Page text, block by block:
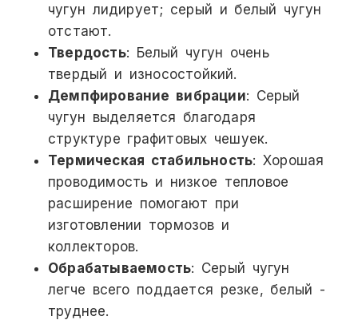
чугун лидирует; серый и белый чугун
отстают.
Твердость: Белый чугун очень
твердый и износостойкий.
Демпфирование вибрации: Серый
чугун выделяется благодаря
структуре графитовых чешуек.
Термическая стабильность: Хорошая
проводимость и низкое тепловое
расширение помогают при
изготовлении тормозов и
коллекторов.
Обрабатываемость: Серый чугун
легче всего поддается резке, белый -
труднее.